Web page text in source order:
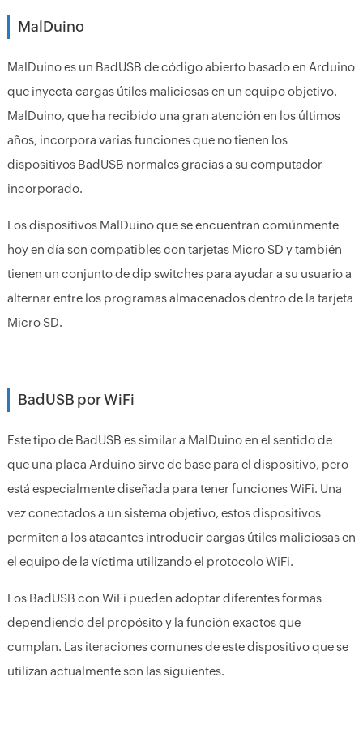
MalDuino
MalDuino es un BadUSB de código abierto basado en Arduino
que inyecta cargas útiles maliciosas en un equipo objetivo.
MalDuino, que ha recibido una gran atención en los últimos
años, incorpora varias funciones que no tienen los
dispositivos BadUSB normales gracias a su computador
incorporado.
Los dispositivos MalDuino que se encuentran comúnmente
hoy en día son compatibles con tarjetas Micro SD y también
tienen un conjunto de dip switches para ayudar a su usuario a
alternar entre los programas almacenados dentro de la tarjeta
Micro SD.
BadUSB por WiFi
Este tipo de BadUSB es similar a MalDuino en el sentido de
que una placa Arduino sirve de base para el dispositivo, pero
está especialmente diseñada para tener funciones WiFi. Una
vez conectados a un sistema objetivo, estos dispositivos
permiten a los atacantes introducir cargas útiles maliciosas en
el equipo de la víctima utilizando el protocolo WiFi.
Los BadUSB con WiFi pueden adoptar diferentes formas
dependiendo del propósito y la función exactos que
cumplan. Las iteraciones comunes de este dispositivo que se
utilizan actualmente son las siguientes.